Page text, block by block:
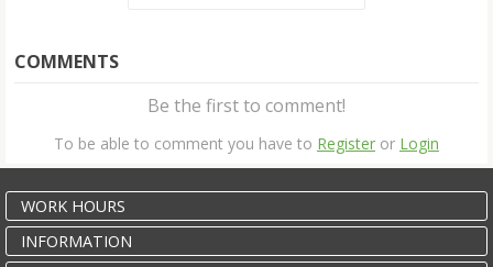
COMMENTS
Be the first to comment!
To be able to comment you have to Register or Login
WORK HOURS
INFORMATION